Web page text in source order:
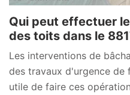
Qui peut effectuer
des toits dans le
Les interventions de
des travaux d'urgence de
utile de faire ces